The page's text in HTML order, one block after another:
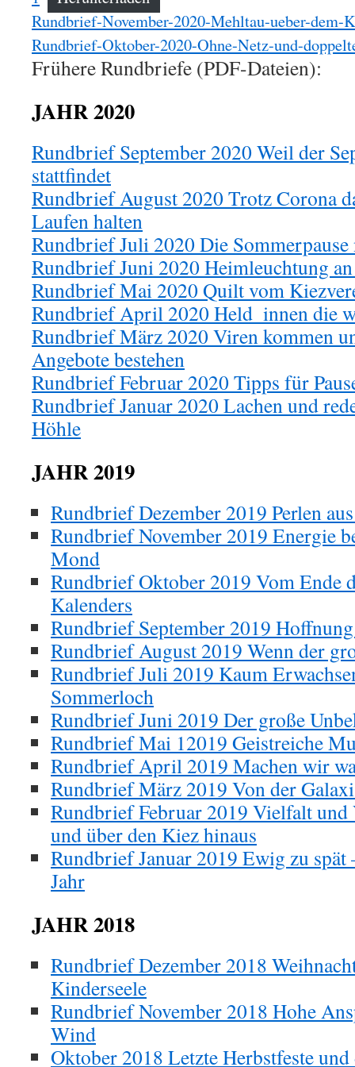
Rundbrief-November-2020-Mehltau-ueber-dem-
Rundbrief-Oktober-2020-Ohne-Netz-und-
Frühere Rundbriefe (PDF-Dateien):
JAHR 2020
Rundbrief September 2020 Weil der
stattfindet
Rundbrief August 2020 Trotz Corona
Laufen halten
Rundbrief Juli 2020 Die Sommerpause
Rundbrief Juni 2020 Heimleuchtung an
Rundbrief Mai 2020 Quilt vom
Rundbrief April 2020 Held_innen die
Rundbrief März 2020 Viren kommen
Angebote bestehen
Rundbrief Februar 2020 Tipps für
Rundbrief Januar 2020 Lachen und
Höhle
JAHR 2019
Rundbrief Dezember 2019 Perlen
Rundbrief November 2019 Energie
Mond
Rundbrief Oktober 2019 Vom Ende
Kalenders
Rundbrief September 2019
Rundbrief August 2019 Wenn der
Rundbrief Juli 2019 Kaum
Sommerloch
Rundbrief Juni 2019 Der große
Rundbrief Mai 12019 Geistreiche
Rundbrief April 2019 Machen wir
Rundbrief März 2019 Von der
Rundbrief Februar 2019 Vielfalt
und über den Kiez hinaus
Rundbrief Januar 2019 Ewig zu spät
Jahr
JAHR 2018
Rundbrief Dezember 2018
Kinderseele
Rundbrief November 2018 Hohe
Wind
Oktober 2018 Letzte Herbstfeste